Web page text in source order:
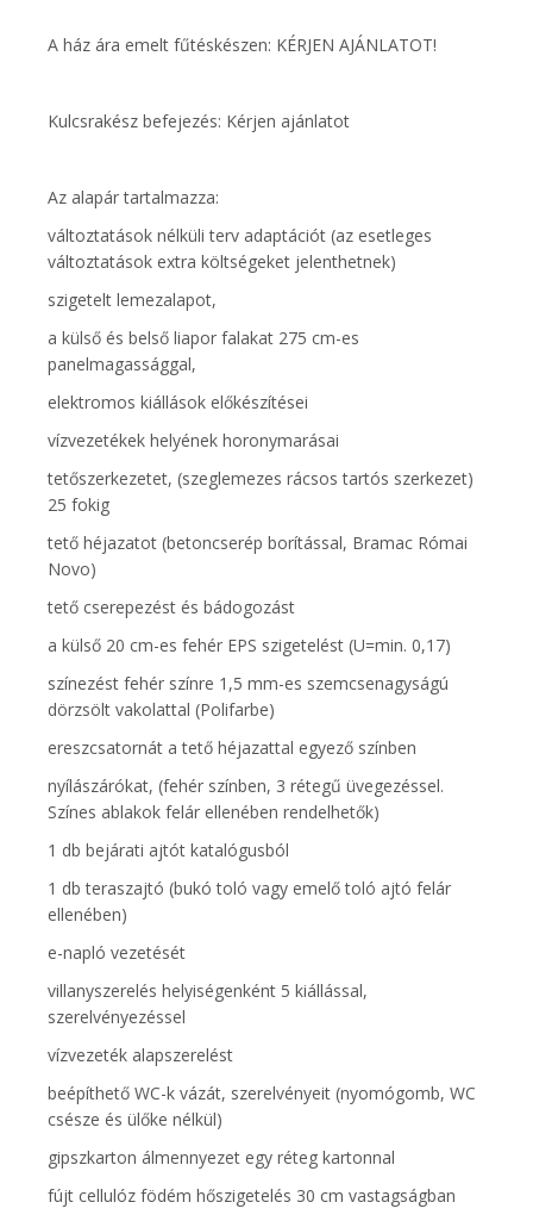
A ház ára emelt fűtéskészen: KÉRJEN AJÁNLATOT!
Kulcsrakész befejezés: Kérjen ajánlatot
Az alapár tartalmazza:
változtatások nélküli terv adaptációt (az esetleges
változtatások extra költségeket jelenthetnek)
szigetelt lemezalapot,
a külső és belső liapor falakat 275 cm-es
panelmagassággal,
elektromos kiállások előkészítései
vízvezetékek helyének horonymarásai
tetőszerkezetet, (szeglemezes rácsos tartós szerkezet)
25 fokig
tető héjazatot (betoncserép borítással, Bramac Római
Novo)
tető cserepezést és bádogozást
a külső 20 cm-es fehér EPS szigetelést (U=min. 0,17)
színezést fehér színre 1,5 mm-es szemcsenagyságú
dörzsölt vakolattal (Polifarbe)
ereszcsatornát a tető héjazattal egyező színben
nyílászárókat, (fehér színben, 3 rétegű üvegezéssel.
Színes ablakok felár ellenében rendelhetők)
1 db bejárati ajtót katalógusból
1 db teraszajtó (bukó toló vagy emelő toló ajtó felár
ellenében)
e-napló vezetését
villanyszerelés helyiségenként 5 kiállással,
szerelvényezéssel
vízvezeték alapszerelést
beépíthető WC-k vázát, szerelvényeit (nyomógomb, WC
csésze és ülőke nélkül)
gipszkarton álmennyezet egy réteg kartonnal
fújt cellulóz födém hőszigetelés 30 cm vastagságban